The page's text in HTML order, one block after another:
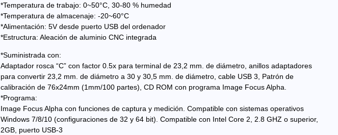
*Temperatura de trabajo: 0~50°C, 30-80 % humedad
*Temperatura de almacenaje: -20~60°C
*Alimentación: 5V desde puerto USB del ordenador
*Estructura: Aleación de aluminio CNC integrada
*Suministrada con:
Adaptador rosca “C” con factor 0.5x para terminal de 23,2 mm. de diámetro, anillos adaptadores
para convertir 23,2 mm. de diámetro a 30 y 30,5 mm. de diámetro, cable USB 3, Patrón de
calibración de 76x24mm (1mm/100 partes), CD ROM con programa Image Focus Alpha.
*Programa:
Image Focus Alpha con funciones de captura y medición. Compatible con sistemas operativos
Windows 7/8/10 (configuraciones de 32 y 64 bit). Compatible con Intel Core 2, 2.8 GHZ o superior,
2GB, puerto USB-3